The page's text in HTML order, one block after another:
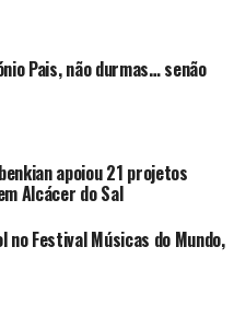
Pais, não durmas… senão
apoiou 21 projetos
Alcácer do Sal
no Festival Músicas do Mundo,